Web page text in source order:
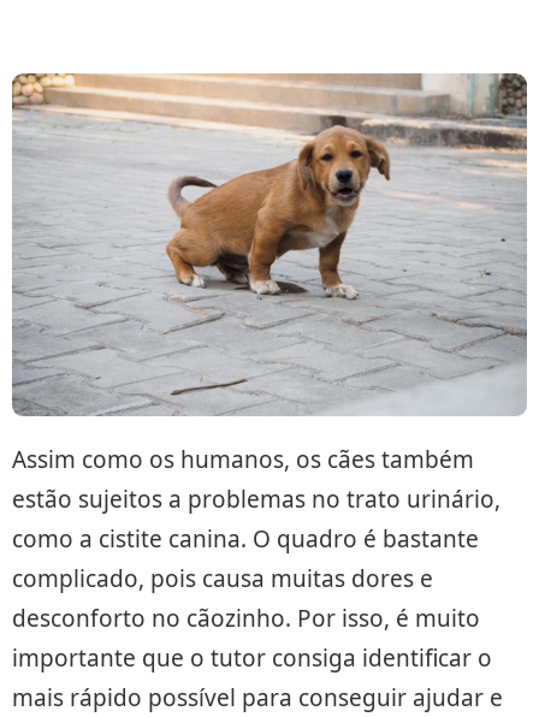
Assim como os humanos, os cães também
estão sujeitos a problemas no trato urinário,
como a cistite canina. O quadro é bastante
complicado, pois causa muitas dores e
desconforto no cãozinho. Por isso, é muito
importante que o tutor consiga identificar o
mais rápido possível para conseguir ajudar e